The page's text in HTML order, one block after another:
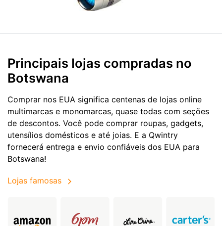
Principais lojas compradas no
Botswana
Comprar nos EUA significa centenas de lojas online
multimarcas e monomarcas, quase todas com seções
de descontos. Você pode comprar roupas, gadgets,
utensílios domésticos e até joias. E a Qwintry
fornecerá entrega e envio confiáveis dos EUA para
Botswana!
Lojas famosas